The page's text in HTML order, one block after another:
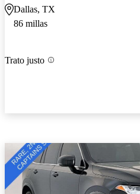
Dallas, TX
86 millas
Trato justo